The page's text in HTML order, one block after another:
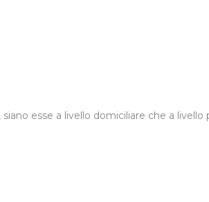
esse a livello domiciliare che a livello